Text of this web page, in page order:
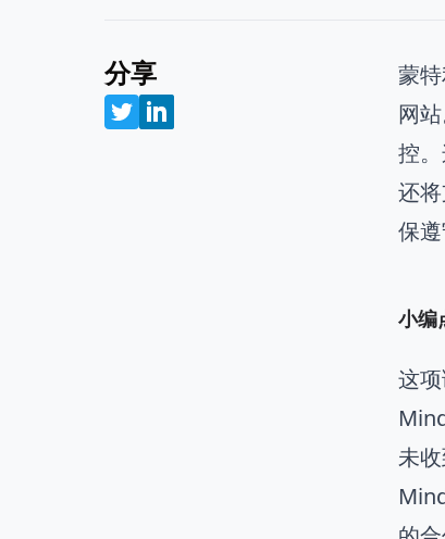
分享
蒙
网
控
还
保遵
小编
这
未